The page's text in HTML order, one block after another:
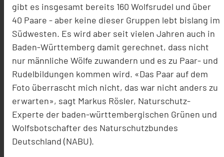
gibt es insgesamt bereits 160 Wolfsrudel und über
40 Paare - aber keine dieser Gruppen lebt bislang im
Südwesten. Es wird aber seit vielen Jahren auch in
Baden-Württemberg damit gerechnet, dass nicht
nur männliche Wölfe zuwandern und es zu Paar- und
Rudelbildungen kommen wird. «Das Paar auf dem
Foto überrascht mich nicht, das war nicht anders zu
erwarten», sagt Markus Rösler, Naturschutz-
Experte der baden-württembergischen Grünen und
Wolfsbotschafter des Naturschutzbundes
Deutschland (NABU).